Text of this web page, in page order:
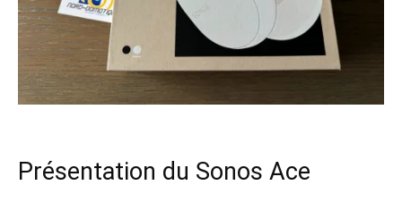
Présentation du Sonos Ace